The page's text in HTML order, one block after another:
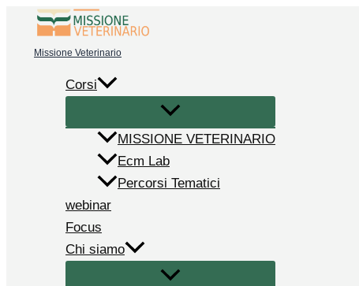
contenuto
Missione Veterinario
Corsi
MISSIONE VETERINARIO
Ecm Lab
Percorsi Tematici
webinar
Focus
Chi siamo